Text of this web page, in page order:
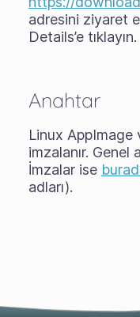
adresini ziyaret
Details’e tıklayın.
Anahtar
Linux AppImage
imzalanır. Genel
İmzalar ise
adları).